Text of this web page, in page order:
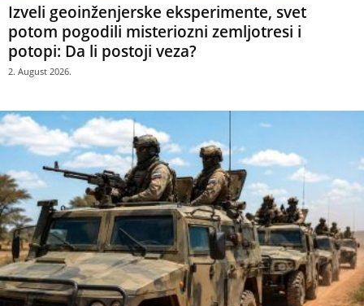
Izveli geoinženjerske eksperimente, svet
potom pogodili misteriozni zemljotresi i
potopi: Da li postoji veza?
2. August 2026.